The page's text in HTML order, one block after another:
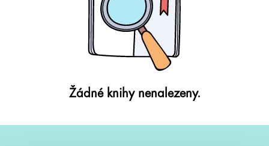
Žádné knihy nenalezeny.